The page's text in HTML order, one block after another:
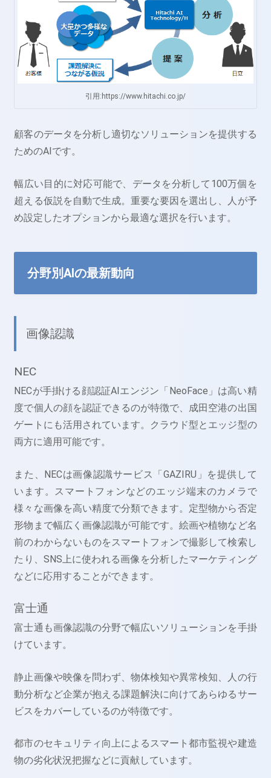
引用:https://www.hitachi.co.jp/
顧客のデータを分析し適切なソリューションを提供する
ためのAIです。
幅広い目的に対応可能で、データを分析して100万個を
超える仮説を自動で生成。重要な要因を選出し、人が予
め設定したオプションから最適な選択を行います。
分野別AIの最新動向
画像認識
NEC
NECが手掛ける顔認証AIエンジン「NeoFace」は高い精
度で個人の顔を認証できるのが特徴で、成田空港の出国
ゲートにも活用されています。クラウド型とエッジ型の
両方に適用可能です。
また、NECは画像認識サービス「GAZIRU」を提供して
います。スマートフォンなどのエッジ端末のカメラで
様々な画像を高い精度で分類できます。定型物から否定
形物まで幅広く画像認識が可能です。絵画や植物など名
前のわからないものをスマートフォンで撮影して検索し
たり、SNS上に使われる画像を分析したマーケティング
などに応用することができます。
富士通
富士通も画像認識の分野で幅広いソリューションを手掛
けています。
静止画像や映像を問わず、物体検知や異常検知、人の行
動分析など企業が抱える課題解決に向けてあらゆるサー
ビスをカバーしているのが特徴です。
都市のセキュリティ向上によるスマート都市監視や建造
物の劣化状況把握などに貢献しています。